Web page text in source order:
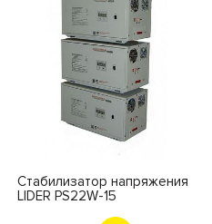
Стабилизатор напряжения
LIDER PS22W-15